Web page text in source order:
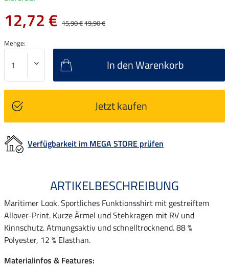
12,72 € 15,90 €19,90 €
Menge:
In den Warenkorb
Jetzt kaufen
Verfügbarkeit im MEGA STORE prüfen
ARTIKELBESCHREIBUNG
Maritimer Look. Sportliches Funktionsshirt mit gestreiftem
Allover-Print. Kurze Ärmel und Stehkragen mit RV und
Kinnschutz. Atmungsaktiv und schnelltrocknend. 88 %
Polyester, 12 % Elasthan.
Materialinfos & Features: